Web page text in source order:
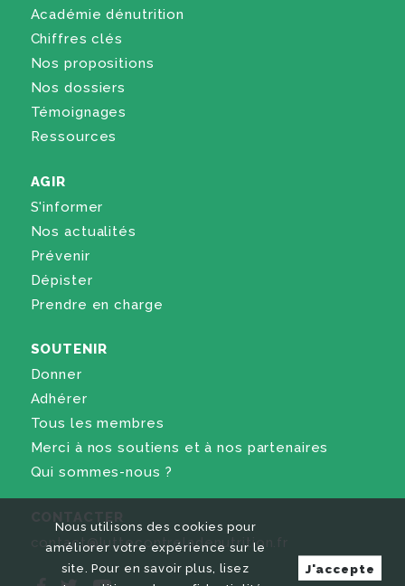
Académie dénutrition
Chiffres clés
Nos propositions
Nos dossiers
Témoignages
Ressources
AGIR
S'informer
Nos actualités
Prévenir
Dépister
Prendre en charge
SOUTENIR
Donner
Adhérer
Tous les membres
Merci à nos soutiens et à nos partenaires
Qui sommes-nous ?
contact@luttecontreladenutrition.fr
Nous utilisons des cookies pour
améliorer votre expérience sur le
site. Pour en savoir plus, lisez
J'accepte